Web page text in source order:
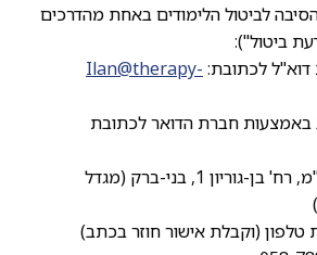
לביטול הלימודים באחת מהדרכים
ביטול"):
לכתובת: Ilan@therapy-
חברת הדואר לכתובת
תרפיה קייר בע"מ, רח' בן-גוריון 1, בני-ברק (מגדל
(וקבלת אישור חוזר בכתב)